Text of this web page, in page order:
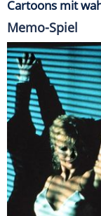
Cartoons mit
Memo-Spiel